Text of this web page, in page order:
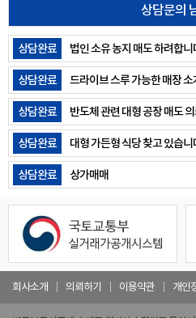
상담문의
상담완료
상담완료
상담완료
상담완료
상담완료 상가매매
상담완료
상담완료
상담완료
상담완료
회사소개 의뢰하기 이용약관 개인